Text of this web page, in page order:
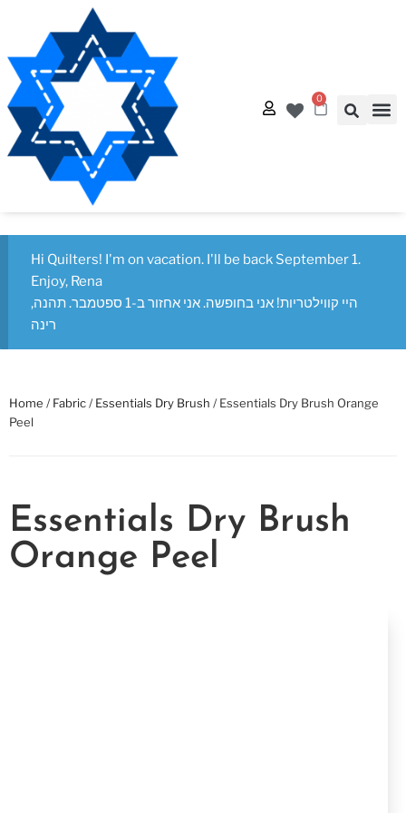
0
Hi Quilters! I'm on vacation. I'll be back September 1.
Enjoy, Rena
היי קווילטריות! אני בחופשה. אני אחזור ב-1 ספטמבר. תהנה,
רינה
Home /Fabric/Essentials Dry Brush / Essentials Dry Brush Orange
Peel
Essentials Dry Brush
Orange Peel